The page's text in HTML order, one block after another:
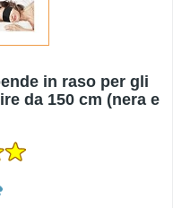
in raso per gli
da 150 cm (nera e